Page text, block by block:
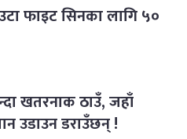
फाइट सिनका लागि ५०
खतरनाक ठाउँ, जहाँ
उडाउन डराउँछन् !